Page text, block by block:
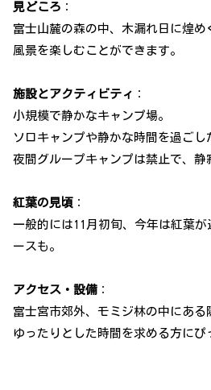
見どころ ：
富士山麓の森の中、木漏れ日に煌
風景を楽しむことができます。
施設とアクティビティ ：
小規模で静かなキャンプ場。
ソロキャンプや静かな時間を過ごし
夜間グループキャンプは禁止で、静
紅葉の見頃 ：
一般的には11月初旬、今年は紅葉
ースも。
アクセス・設備 ：
富士宮市郊外、モミジ林の中にある
ゆったりとした時間を求める方にぴ